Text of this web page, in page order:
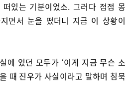
있는 기분이었소. 그러다 점점 몽
면서 눈을 떴더니 지금 이 상황이
에 있던 모두가 ‘이게 지금 무슨 소
때 진우가 사실이라고 말하며 침묵